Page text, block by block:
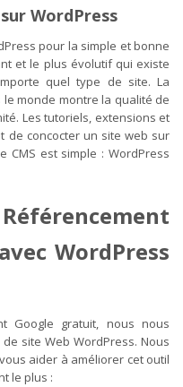
WordPress
pour la simple et bonne
et le plus évolutif qui existe
quel type de site. La
monde montre la qualité de
Les tutoriels, extensions et
de concocter un site web sur
CMS est simple : WordPress
WordPress
Google gratuit, nous nous
site Web WordPress. Nous
aider à améliorer cet outil
le plus :